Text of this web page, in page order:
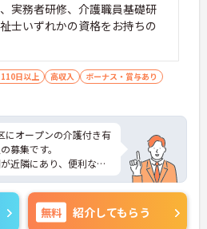
実務者研修、介護職員基礎研
士いずれかの資格をお持ちの
日以上 高収入
ボーナス・賞与あり
にオープンの介護付き有
募集です。
近隣にあり、便利な立
策ポイントなど、さら
で、お気軽にご相談く
無料 紹介してもらう